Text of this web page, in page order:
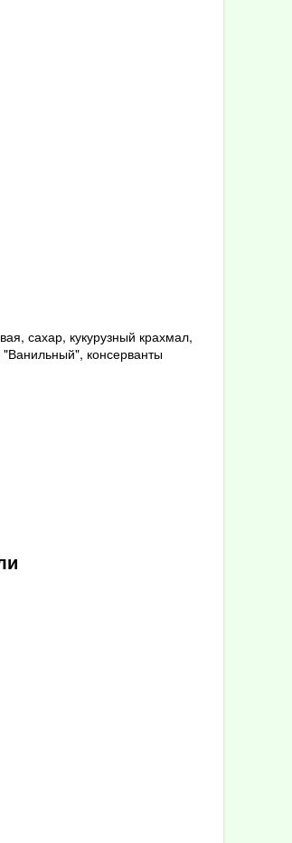
сахар, кукурузный крахмал,
консерванты